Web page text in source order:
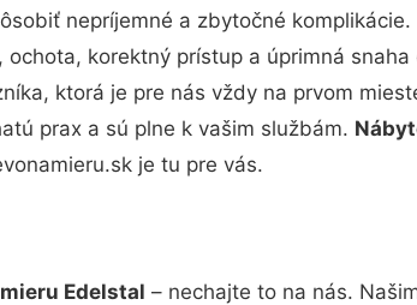
nepríjemné a zbytočné
korektný prístup a úprimná snaha
ktorá je pre nás vždy na prvom
prax a sú plne k vašim službám.
je tu pre vás.
Edelstal – nechajte to na nás.